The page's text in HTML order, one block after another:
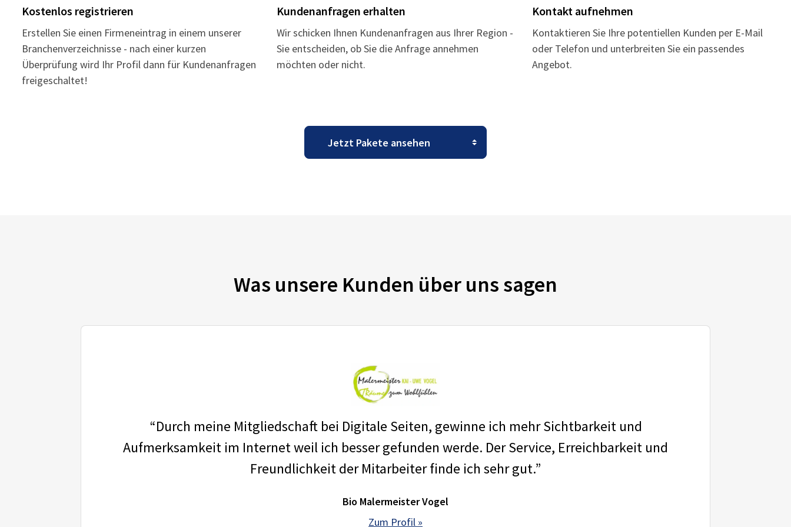
Kostenlos registrieren
Erstellen Sie einen Firmeneintrag in einem unserer
Branchenverzeichnisse - nach einer kurzen
Überprüfung wird Ihr Profil dann für Kundenanfragen
freigeschaltet!
Kundenanfragen erhalten
Wir schicken Ihnen Kundenanfragen aus Ihrer Region -
Sie entscheiden, ob Sie die Anfrage annehmen
möchten oder nicht.
Kontakt aufnehmen
Kontaktieren Sie Ihre potentiellen Kunden per E-Mail
oder Telefon und unterbreiten Sie ein passendes
Angebot.
Was unsere Kunden über uns sagen
“Durch meine Mitgliedschaft bei Digitale Seiten, gewinne ich mehr Sichtbarkeit und
Aufmerksamkeit im Internet weil ich besser gefunden werde. Der Service, Erreichbarkeit und
Freundlichkeit der Mitarbeiter finde ich sehr gut.”
Bio Malermeister Vogel
Zum Profil »